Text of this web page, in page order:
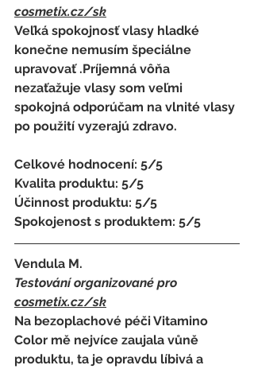
cosmetix.cz/sk
Veľká spokojnosť vlasy hladké
konečne nemusím špeciálne
upravovať .Príjemná vôňa
nezaťažuje vlasy som veľmi
spokojná odporúčam na vlnité vlasy
po použití vyzerajú zdravo.
Celkové hodnocení: 5/5
Kvalita produktu: 5/5
Účinnost produktu: 5/5
Spokojenost s produktem: 5/5
Vendula M.
Testování organizované pro
cosmetix.cz/sk
Na bezoplachové péči Vitamino
Color mě nejvíce zaujala vůně
produktu, ta je opravdu líbivá a